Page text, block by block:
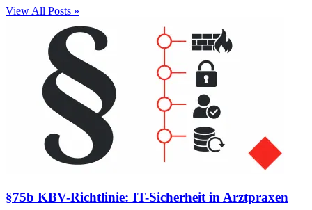
View All Posts »
§75b KBV-Richtlinie: IT-Sicherheit in Arztpraxen